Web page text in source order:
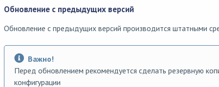
Обновление с предыдущих версий
Обновление с предыдущих версий производится штатными
Важно!
Перед обновлением рекомендуется сделать резервную
конфигурации